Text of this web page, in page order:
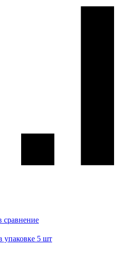
сравнение
упаковке 5 шт